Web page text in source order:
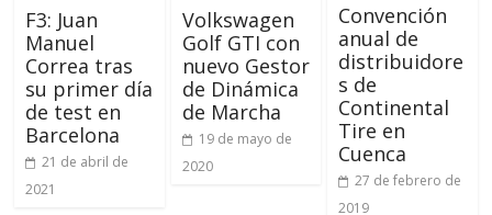
F3: Juan
Manuel
Correa tras
su primer día
de test en
Barcelona
21 de abril de
2021
Volkswagen
Golf GTI con
nuevo Gestor
de Dinámica
de Marcha
19 de mayo de
2020
Convención
anual de
distribuidore
s de
Continental
Tire en
Cuenca
27 de febrero de
2019